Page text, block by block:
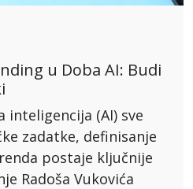
u Doba AI: Budi
inteligencija (AI) sve
zadatke, definisanje
postaje ključnije
Radoša Vukovića